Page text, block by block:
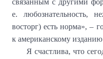
связанным с другими
е. любознательность,
восторг) есть норма», –
к американскому
Я счастлива, что